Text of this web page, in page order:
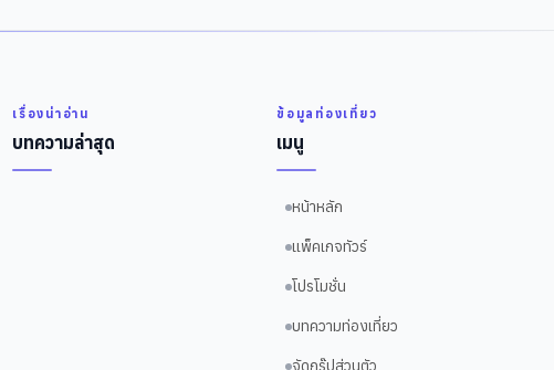
เรื่องน่าอ่าน
บทความล่าสุด
ข้อมูลท่องเที่ยว
เมนู
หน้าหลัก
แพ็คเกจทัวร์
โปรโมชั่น
บทความท่องเที่ยว
จัดกรุ๊ปส่วนตัว